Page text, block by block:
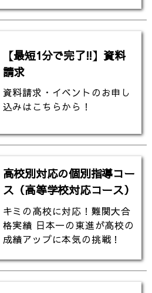
【最短1分で完了!!】資料
請求
資料請求・イベントのお申し
込みはこちらから！
高校別対応の個別指導コー
ス（高等学校対応コース）
キミの高校に対応！難関大合
格実績 日本一の東進が高校の
成績アップに本気の挑戦！